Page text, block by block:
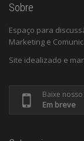
Sobre
Espaço para
Marketing e
Site idealizado e
Baixe
Em breve